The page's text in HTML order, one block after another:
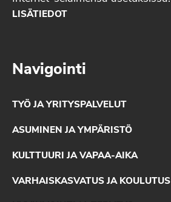
LISÄTIEDOT
Navigointi
TYÖ JA YRITYSPALVELUT
ASUMINEN JA YMPÄRISTÖ
KULTTUURI JA VAPAA-AIKA
VARHAISKASVATUS JA KOULUTUS